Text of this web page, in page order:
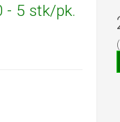
- 5 stk/pk.